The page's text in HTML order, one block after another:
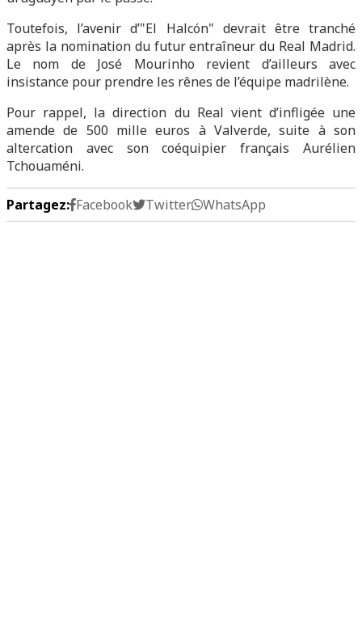
Toutefois, l’avenir d’"El Halcón" devrait être tranché
après la nomination du futur entraîneur du Real Madrid.
Le nom de José Mourinho revient d’ailleurs avec
insistance pour prendre les rênes de l’équipe madrilène.
Pour rappel, la direction du Real vient d’infligée une
amende de 500 mille euros à Valverde, suite à son
altercation avec son coéquipier français Aurélien
Tchouaméni.
Partagez: Facebook Twitter WhatsApp